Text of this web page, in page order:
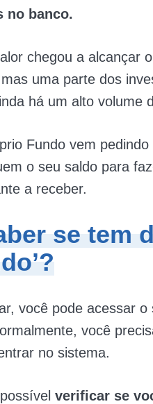
no banco.
chegou a alcançar
mas uma parte dos
há um alto volume
Fundo vem
o seu saldo para
a receber.
se tem
você pode acessar
você
no sistema.
verificar se